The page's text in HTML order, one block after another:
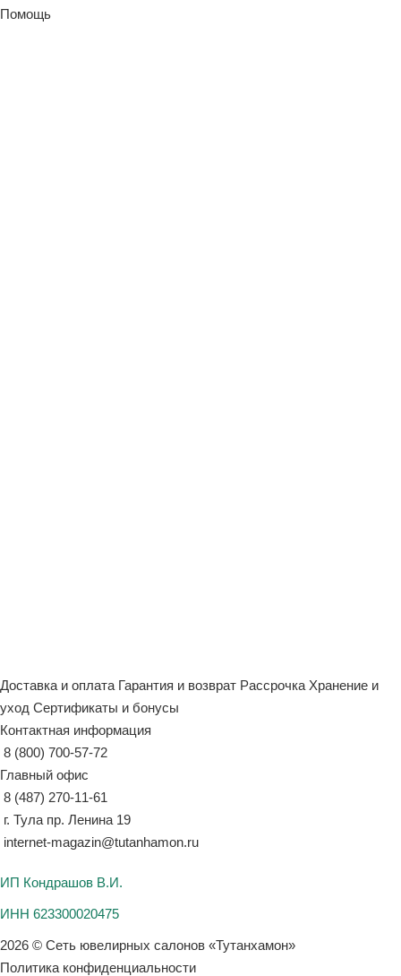
Помощь
Доставка и оплата Гарантия и возврат Рассрочка Хранение и
уход Сертификаты и бонусы
Контактная информация
8 (800) 700-57-72
Главный офис
8 (487) 270-11-61
г. Тула пр. Ленина 19
internet-magazin@tutanhamon.ru
ИП Кондрашов В.И.
ИНН 623300020475
2026 © Сеть ювелирных салонов «Тутанхамон»
Политика конфиденциальности